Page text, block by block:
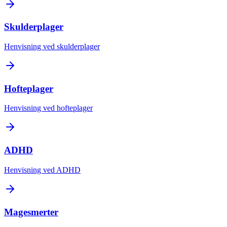
Skulderplager
Henvisning ved skulderplager
Hofteplager
Henvisning ved hofteplager
ADHD
Henvisning ved ADHD
Magesmerter